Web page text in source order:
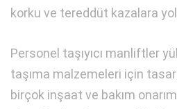
korku ve tereddüt kazalara
Personel taşıyıcı manliftler
taşıma malzemeleri için
birçok inşaat ve bakım